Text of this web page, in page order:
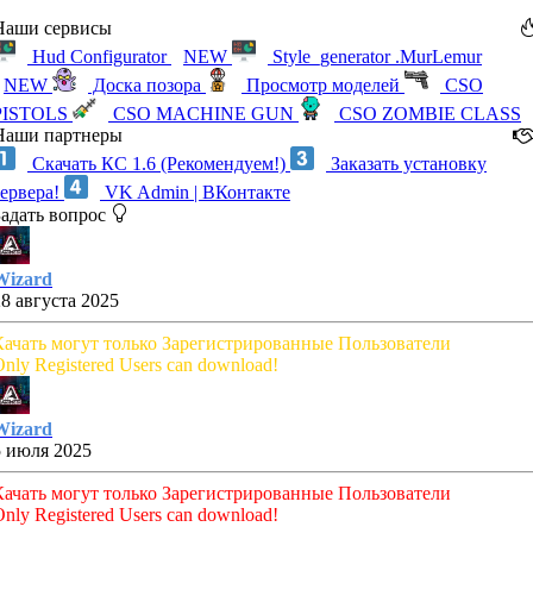
сервисы
Hud Configurator
NEW
Style_generator .MurLemur
NEW
Доска позора Просмотр моделей
CSO
CSO MACHINE GUN
CSO ZOMBIE CLASS
партнеры
Скачать КС 1.6 (Рекомендуем!)
Заказать установку
VK Admin | ВКонтакте
вопрос
августа 2025
могут только Зарегистрированные Пользователи
Registered Users can download!
июля 2025
могут только Зарегистрированные Пользователи
Registered Users can download!